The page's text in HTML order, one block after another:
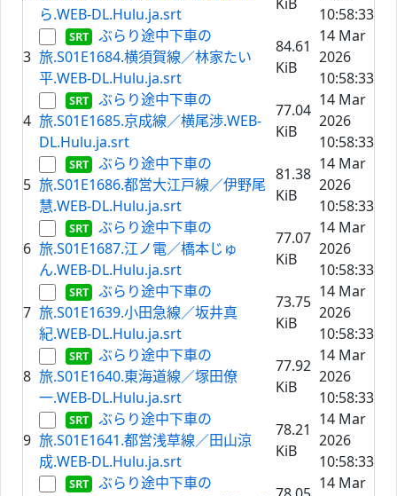
ら.WEB-DL.Hulu.ja.srt
10:58:33
3
ぶらり途中下車の
旅.S01E1684.横須賀線／林家たい
平.WEB-DL.Hulu.ja.srt
84.61
KiB
14 Mar
2026
10:58:33
4
ぶらり途中下車の
旅.S01E1685.京成線／横尾渉.WEB-
DL.Hulu.ja.srt
77.04
KiB
14 Mar
2026
10:58:33
5
ぶらり途中下車の
旅.S01E1686.都営大江戸線／伊野尾
慧.WEB-DL.Hulu.ja.srt
81.38
KiB
14 Mar
2026
10:58:33
6
ぶらり途中下車の
旅.S01E1687.江ノ電／橋本じゅ
ん.WEB-DL.Hulu.ja.srt
77.07
KiB
14 Mar
2026
10:58:33
7
ぶらり途中下車の
旅.S01E1639.小田急線／坂井真
紀.WEB-DL.Hulu.ja.srt
73.75
KiB
14 Mar
2026
10:58:33
8
ぶらり途中下車の
旅.S01E1640.東海道線／塚田僚
一.WEB-DL.Hulu.ja.srt
77.92
KiB
14 Mar
2026
10:58:33
9
ぶらり途中下車の
旅.S01E1641.都営浅草線／田山涼
成.WEB-DL.Hulu.ja.srt
78.21
KiB
14 Mar
2026
10:58:33
ぶらり途中下車の
14 Mar